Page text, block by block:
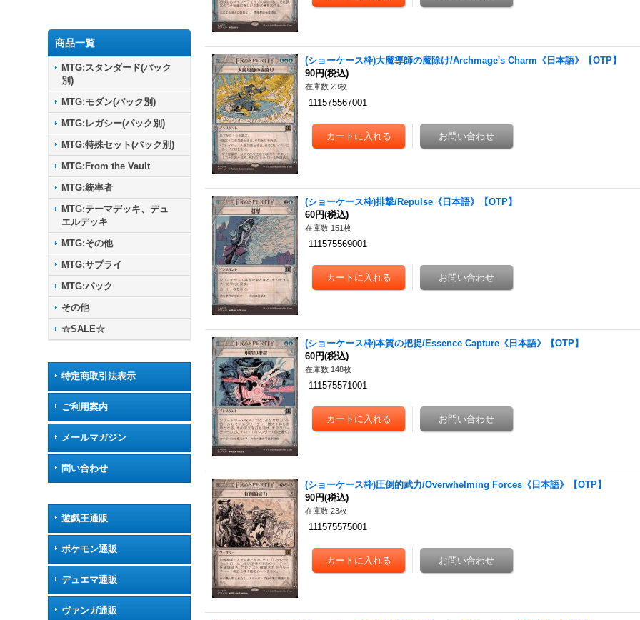
商品一覧
MTG:スタンダード(パック
別)
MTG:モダン(パック別)
MTG:レガシー(パック別)
MTG:特殊セット(パック別)
MTG:From the Vault
MTG:統率者
MTG:テーマデッキ、デュ
エルデッキ
MTG:その他
MTG:サプライ
MTG:パック
その他
☆SALE☆
特定商取引法表示
ご利用案内
メールマガジン
問い合わせ
遊戯王通販
ポケモン通販
デュエマ通販
ヴァンガ通販
(ショーケース枠)大魔導師の魔除け/Archmage's Charm《日本語》【OTP】
90円(税込)
在庫数 23枚
111575567001
(ショーケース枠)排撃/Repulse《日本語》【OTP】
60円(税込)
在庫数 151枚
111575569001
(ショーケース枠)本質の把捉/Essence Capture《日本語》【OTP】
60円(税込)
在庫数 148枚
111575571001
(ショーケース枠)圧倒的武力/Overwhelming Forces《日本語》【OTP】
90円(税込)
在庫数 23枚
111575575001